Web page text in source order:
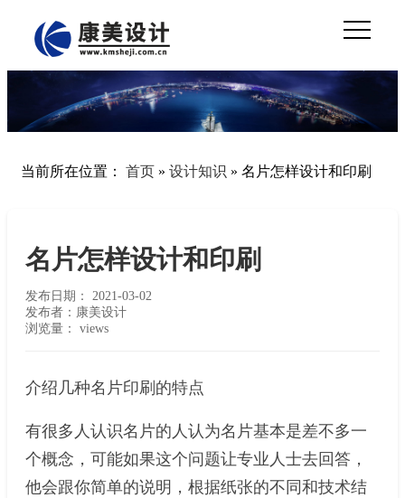
当前所在位置： 首页 » 设计知识 » 名片怎样设计和印刷
名片怎样设计和印刷
发布日期： 2021-03-02
发布者：康美设计
浏览量： views
介绍几种名片印刷的特点
有很多人认识名片的人认为名片基本是差不多一
个概念，可能如果这个问题让专业人士去回答，
他会跟你简单的说明，根据纸张的不同和技术结